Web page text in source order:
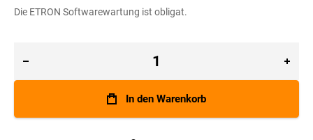
Die ETRON Softwarewartung ist obligat.
In den Warenkorb